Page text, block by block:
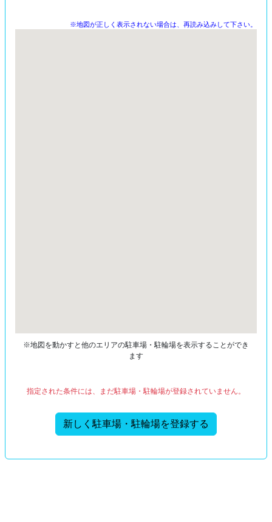
※地図が正しく表示されない場合は、再読み込みして下さい。
※地図を動かすと他のエリアの駐車場・駐輪場を表示することができ
ます
指定された条件には、まだ駐車場・駐輪場が登録されていません。
新しく駐車場・駐輪場を登録する